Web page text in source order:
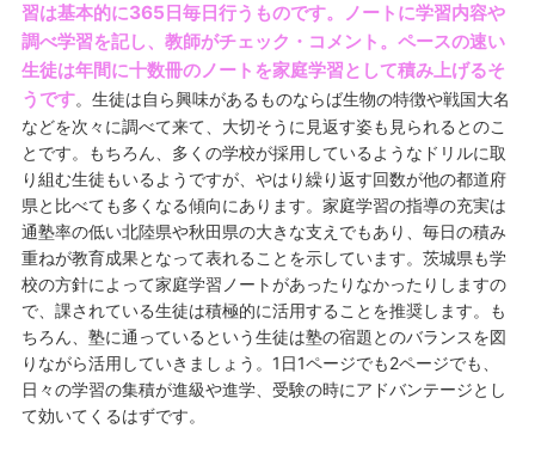
習は基本的に365日毎日行うものです。ノートに学習内容や
調べ学習を記し、教師がチェック・コメント。ペースの速い
生徒は年間に十数冊のノートを家庭学習として積み上げるそ
うです。生徒は自ら興味があるものならば生物の特徴や戦国大名
などを次々に調べて来て、大切そうに見返す姿も見られるとのこ
とです。もちろん、多くの学校が採用しているようなドリルに取
り組む生徒もいるようですが、やはり繰り返す回数が他の都道府
県と比べても多くなる傾向にあります。家庭学習の指導の充実は
通塾率の低い北陸県や秋田県の大きな支えでもあり、毎日の積み
重ねが教育成果となって表れることを示しています。茨城県も学
校の方針によって家庭学習ノートがあったりなかったりしますの
で、課されている生徒は積極的に活用することを推奨します。も
ちろん、塾に通っているという生徒は塾の宿題とのバランスを図
りながら活用していきましょう。1日1ページでも2ページでも、
日々の学習の集積が進級や進学、受験の時にアドバンテージとし
て効いてくるはずです。